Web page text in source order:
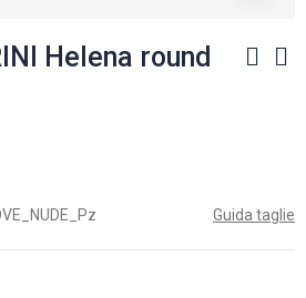
Helena round
Guida taglie